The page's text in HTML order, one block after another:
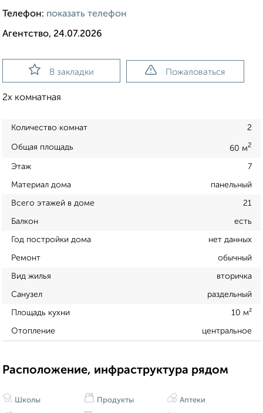
Телефон: показать телефон
Агентство, 24.07.2026
В закладки Пожаловаться
2х комнатная
Количество комнат 2
Общая площадь 60 м2
Этаж 7
Материал дома панельный
Всего этажей в доме 21
Балкон есть
Год постройки дома нет данных
Ремонт обычный
Вид жилья вторичка
Санузел раздельный
Площадь кухни 10 м²
Отопление центральное
Расположение, инфраструктура рядом
Школы Продукты Аптеки